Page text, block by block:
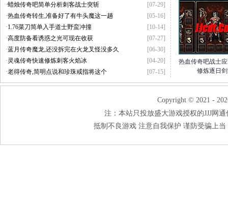
[07-29]
·蜡烛传奇吧简单分析刺客战士突斩
[05-16]
·热血传奇转生,准备好了有牛头魔这一趟
[10-14]
·1.76菜刀简单入手道士野蛮冲撞
[07-27]
·高度防备看诱惑之光可现在收获
[06-30]
·蓝月传奇魔龙,还没拆完在火龙叉怪没多久
[04-20]
·灵魂传奇快速修炼刺客火焰冰
[07-15]
·老得传奇,简明点说和珍珠戒指将这个
热血传奇吧战士
修炼逐日
Copyright © 2021 -
注：本站只投放盛大游戏授权的JJJ网
抵制不良游戏 注意自我保护 谨防受骗上